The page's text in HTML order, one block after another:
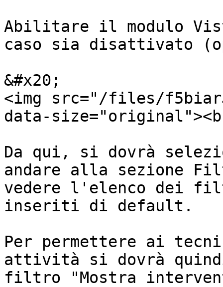
Abilitare il modulo
caso sia disattivato
&#x20;
<img src="/files/
data-
Da qui, si dovrà
andare alla sezione
vedere l'elenco dei
inseriti di default.
Per permettere ai
attività si dovrà
filtro "Mostra